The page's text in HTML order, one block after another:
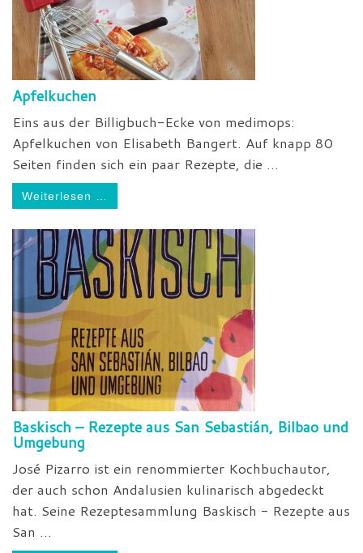
Apfelkuchen
Eins aus der Billigbuch-Ecke von medimops:
Apfelkuchen von Elisabeth Bangert. Auf knapp 80
Seiten finden sich ein paar Rezepte, die ...
Weiterlesen …
Baskisch – Rezepte aus San Sebastián, Bilbao und
Umgebung
José Pizarro ist ein renommierter Kochbuchautor,
der auch schon Andalusien kulinarisch abgedeckt
hat. Seine Rezeptesammlung Baskisch - Rezepte aus
San ...